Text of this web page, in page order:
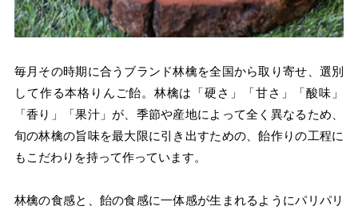
毎月その時期に合うブランド林檎を全国から取り寄せ、選別
して作る本格りんご飴。林檎は「硬さ」「甘さ」「酸味」
「香り」「果汁」が、季節や産地によって全く異なるため、
旬の林檎の旨味を最大限に引き出すための、飴作りの工程に
もこだわりを持って作っています。
林檎の食感と、飴の食感に一体感が生まれるようにパリパリ